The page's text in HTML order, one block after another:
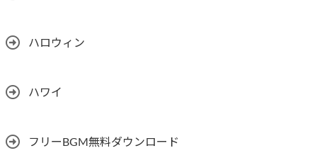
ハロウィン
ハワイ
フリーBGM無料ダウンロード